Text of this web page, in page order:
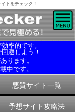
トをチェック！
率的です。
避しよう！
ります。
中です。
悪質サイト一覧
予想サイト攻略法